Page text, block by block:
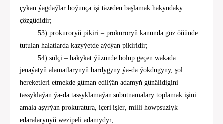
çykan ýagdaýlar boýunça işi täzeden başlamak hakyndaky
çözgüdidir;
53) prokuroryň pikiri – prokuroryň kanunda göz öňünde
tutulan halatlarda kazyýetde aýdýan pikiridir;
54) sülçi – hakykat ýüzünde bolup geçen wakada
jenaýatyň alamatlarynyň bardygyny ýa-da ýokdugyny, şol
hereketleri etmekde güman edilýän adamyň günälidigini
tassyklaýan ýa-da tassyklamaýan subutnamalary toplamak işini
amala aşyrýan prokuratura, içeri işler, milli howpsuzlyk
edaralarynyň wezipeli adamydyr;